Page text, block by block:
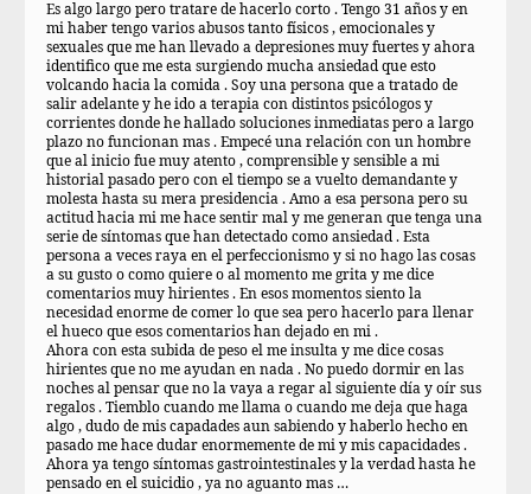
Es algo largo pero tratare de hacerlo corto . Tengo 31 años y en
mi haber tengo varios abusos tanto físicos , emocionales y
sexuales que me han llevado a depresiones muy fuertes y ahora
identifico que me esta surgiendo mucha ansiedad que esto
volcando hacia la comida . Soy una persona que a tratado de
salir adelante y he ido a terapia con distintos psicólogos y
corrientes donde he hallado soluciones inmediatas pero a largo
plazo no funcionan mas . Empecé una relación con un hombre
que al inicio fue muy atento , comprensible y sensible a mi
historial pasado pero con el tiempo se a vuelto demandante y
molesta hasta su mera presidencia . Amo a esa persona pero su
actitud hacia mi me hace sentir mal y me generan que tenga una
serie de síntomas que han detectado como ansiedad . Esta
persona a veces raya en el perfeccionismo y si no hago las cosas
a su gusto o como quiere o al momento me grita y me dice
comentarios muy hirientes . En esos momentos siento la
necesidad enorme de comer lo que sea pero hacerlo para llenar
el hueco que esos comentarios han dejado en mi .
Ahora con esta subida de peso el me insulta y me dice cosas
hirientes que no me ayudan en nada . No puedo dormir en las
noches al pensar que no la vaya a regar al siguiente día y oír sus
regalos . Tiemblo cuando me llama o cuando me deja que haga
algo , dudo de mis capadades aun sabiendo y haberlo hecho en
pasado me hace dudar enormemente de mi y mis capacidades .
Ahora ya tengo síntomas gastrointestinales y la verdad hasta he
pensado en el suicidio , ya no aguanto mas …